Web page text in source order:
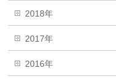
2018年
2017年
2016年